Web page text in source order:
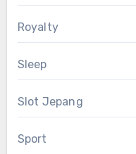
Royalty
Sleep
Slot Jepang
Sport